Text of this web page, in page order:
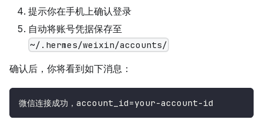
提示你在手机上确认登录
自动将账号凭据保存至
~/.hermes/weixin/accounts/
确认后，你将看到如下消息：
微信连接成功，account_id=your-account-id